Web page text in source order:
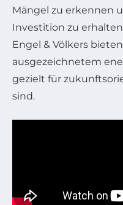
Mängel zu erkennen
Investition zu
Engel & Völkers
ausgezeichnetem
gezielt für
sind.